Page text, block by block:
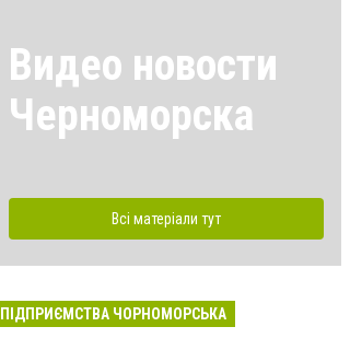
Видео новости
Черноморска
Всі матеріали тут
ПІДПРИЄМСТВА ЧОРНОМОРСЬКА